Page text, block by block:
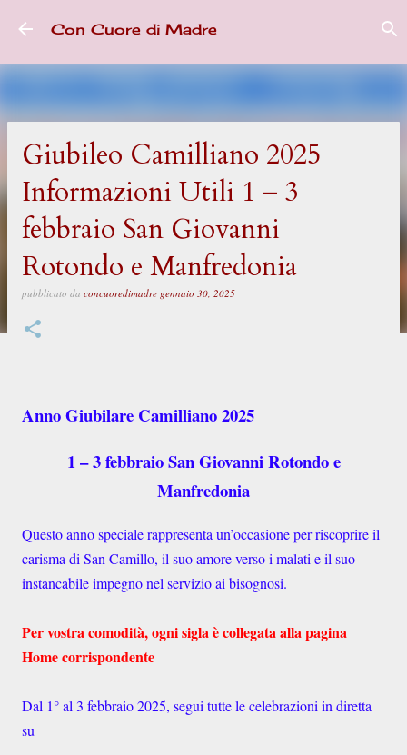
Passa ai contenuti principali
Con Cuore di Madre
Giubileo Camilliano 2025
Informazioni Utili 1 – 3
febbraio San Giovanni
Rotondo e Manfredonia
pubblicato da concuoredimadre gennaio 30, 2025
Anno Giubilare Camilliano 2025
1 – 3 febbraio San Giovanni Rotondo e
Manfredonia
Questo anno speciale rappresenta un’occasione per riscoprire il
carisma di San Camillo, il suo amore verso i malati e il suo
instancabile impegno nel servizio ai bisognosi.
Per vostra comodità, ogni sigla è collegata alla pagina
Home corrispondente
Dal 1° al 3 febbraio 2025, segui tutte le celebrazioni in diretta
su